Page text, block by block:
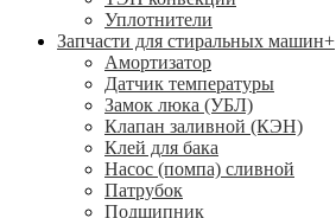
Уплотнители
Запчасти для стиральных машин+
Амортизатор
Датчик температуры
Замок люка (УБЛ)
Клапан заливной (КЭН)
Клей для бака
Насос (помпа) сливной
Патрубок
Подшипник